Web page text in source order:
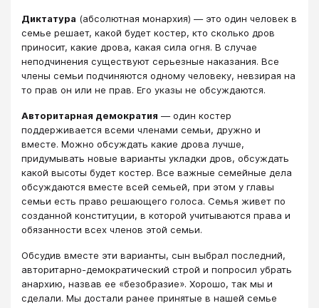
Диктатура (абсолютная монархия) — это один человек в
семье решает, какой будет костер, кто сколько дров
приносит, какие дрова, какая сила огня. В случае
неподчинения существуют серьезные наказания. Все
члены семьи подчиняются одному человеку, невзирая на
то прав он или не прав. Его указы не обсуждаются.
Авторитарная демократия — один костер
поддерживается всеми членами семьи, дружно и
вместе. Можно обсуждать какие дрова лучше,
придумывать новые варианты укладки дров, обсуждать
какой высоты будет костер. Все важные семейные дела
обсуждаются вместе всей семьей, при этом у главы
семьи есть право решающего голоса. Семья живет по
созданной конституции, в которой учитываются права и
обязанности всех членов этой семьи.
Обсудив вместе эти варианты, сын выбрал последний,
авторитарно-демократический строй и попросил убрать
анархию, назвав ее «безобразие». Хорошо, так мы и
сделали. Мы достали ранее принятые в нашей семье